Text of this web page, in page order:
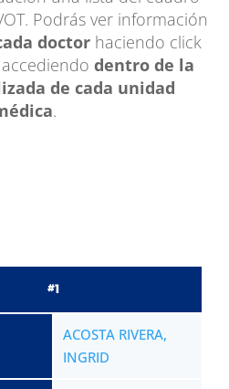
Podrás ver información
doctor haciendo click
dentro de la
de cada unidad
.
#1
ACOSTA RIVERA,
INGRID